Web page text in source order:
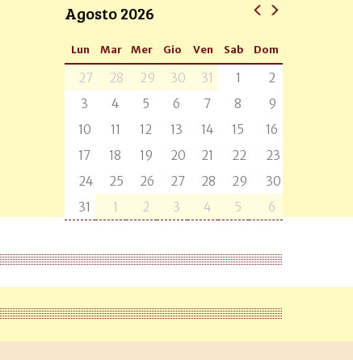
Agosto 2026
Lun Mar Mer Gio Ven Sab Dom
27 28 29 30 31 1
2
3
4 5 6 7 8
9
10
11 12 13 14 15
16
17
18 19 20 21 22
23
24
25 26 27 28 29
30
31
1 2 3 4 5 6